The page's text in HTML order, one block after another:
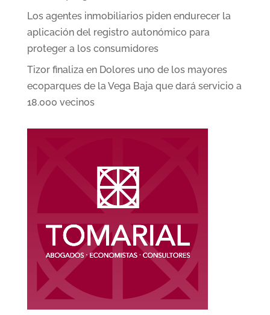
Los agentes inmobiliarios piden endurecer la
aplicación del registro autonómico para
proteger a los consumidores
Tizor finaliza en Dolores uno de los mayores
ecoparques de la Vega Baja que dará servicio a
18.000 vecinos